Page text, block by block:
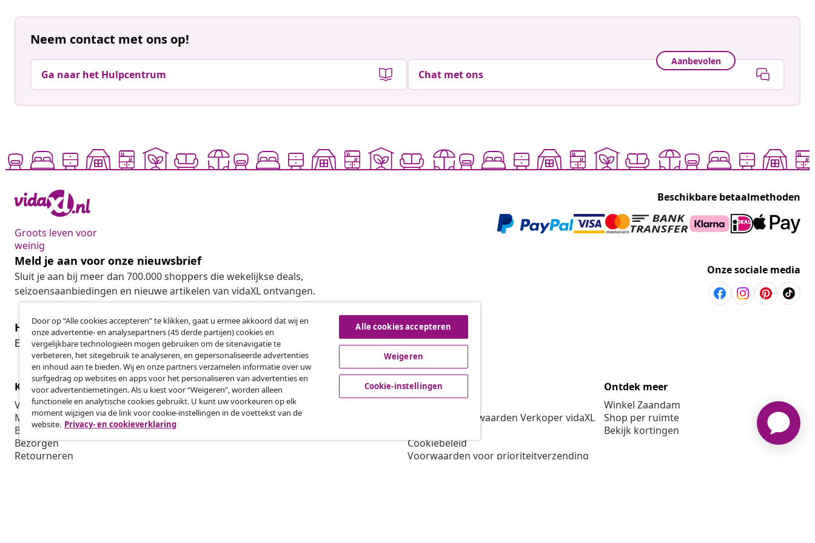
Neem contact met ons op!
Ga naar het Hulpcentrum
Aanbevolen
Chat met ons
Groots leven voor
weinig
Beschikbare betaalmethoden
Meld je aan voor onze nieuwsbrief
Sluit je aan bij meer dan 700.000 shoppers die wekelijkse deals,
seizoensaanbiedingen en nieuwe artikelen van vidaXL ontvangen.
Onze sociale media
Herroeping van de overeenkomst
Een annulering voor je bestelling indienen
Herroeping van de overeenkomst
Klantenservice
Volg je bestelling
Mijn account
Betalen
Bezorgen
Retourneren
Zakelijk
Affiliateprogramma
Produceren voor vidaXL
vidaXL
Algemene voorwaarden Verkoper vidaXL
Cookiebeleid
Voorwaarden voor prioriteitverzending
Ontdek meer
Winkel Zaandam
Shop per ruimte
Bekijk kortingen
Door op “Alle cookies accepteren” te klikken, gaat u ermee akkoord dat wij en
onze advertentie- en analysepartners (45 derde partijen) cookies en
vergelijkbare technologieën mogen gebruiken om de sitenavigatie te
verbeteren, het sitegebruik te analyseren, en gepersonaliseerde advertenties
en inhoud aan te bieden. Wij en onze partners verzamelen informatie over uw
surfgedrag op websites en apps voor het personaliseren van advertenties en
voor advertentiemetingen. Als u kiest voor “Weigeren”, worden alleen
functionele en analytische cookies gebruikt. U kunt uw voorkeuren op elk
moment wijzigen via de link voor cookie-instellingen in de voettekst van de
website. Privacy- en cookieverklaring
Alle cookies accepteren
Weigeren
Cookie-instellingen